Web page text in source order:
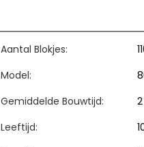
Aantal Blokjes:
Model:
Gemiddelde Bouwtijd:
Leeftijd: